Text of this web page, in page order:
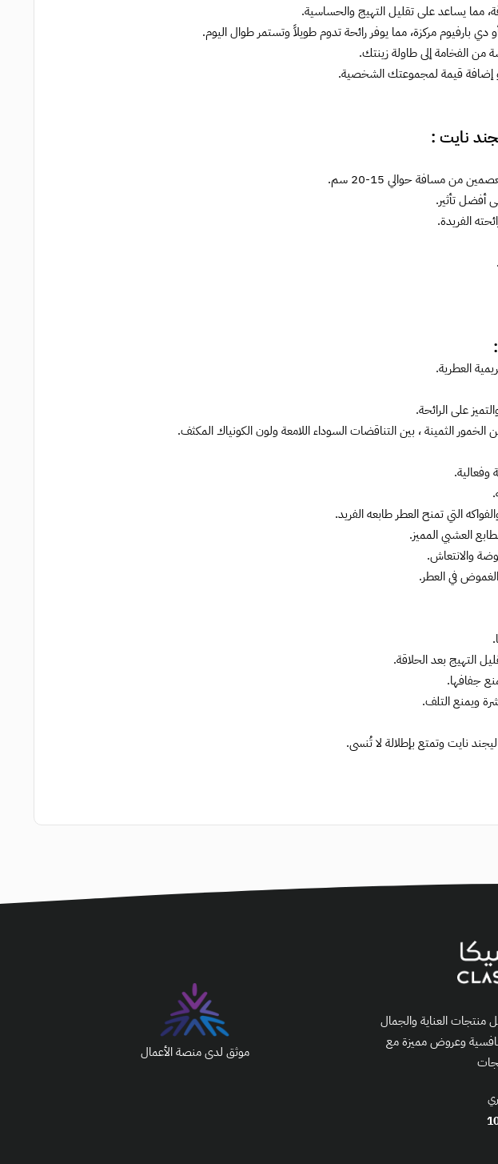
مما يساعد على تقليل التهيج والحساسية.
دي بارفيوم مركزة، مما يوفر رائحة تدوم طويلاً وتستمر طوال اليوم.
الفخامة إلى طاولة زينتك.
إضافة قيمة لمجموعتك الشخصية.
نايت :
من مسافة حوالي 15-20 سم.
أفضل تأثير.
الفريدة.
العطرية.
على الرائحة.
وفعالية.
التي تمنح العطر طابعه الفريد.
العشبي المميز.
والانتعاش.
في العطر.
التهيج بعد الحلاقة.
جفافها.
ويمنع التلف.
نايت وتمتع بإطلالة لا تُنسى.
منتجات العناية والجمال
تنافسية وعروض مميزة مع
موثق لدى منصة الأعمال